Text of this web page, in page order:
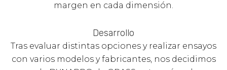
margen en cada dimensión.
Desarrollo
Tras evaluar distintas opciones y realizar ensayos
con varios modelos y fabricantes, nos decidimos